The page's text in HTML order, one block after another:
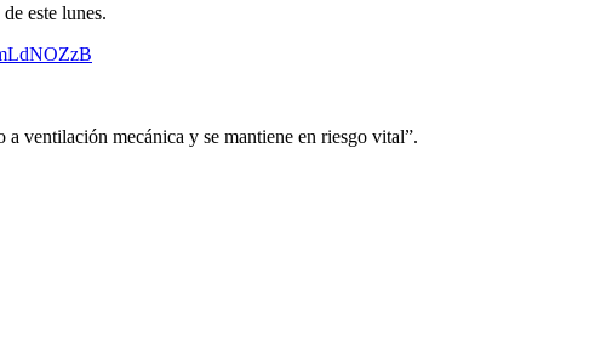
este lunes.
ventilación mecánica y se mantiene en riesgo vital”.